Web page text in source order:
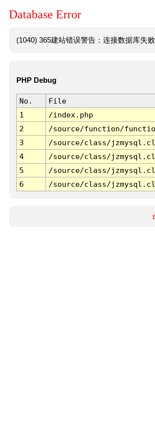
Database Error
(1040) 365建站错误警告：连接数据库失
PHP Debug
No. File
1
/index.php
2
/source/function/
3
/source/class/
4
/source/class/
5
/source/class/
6
/source/class/